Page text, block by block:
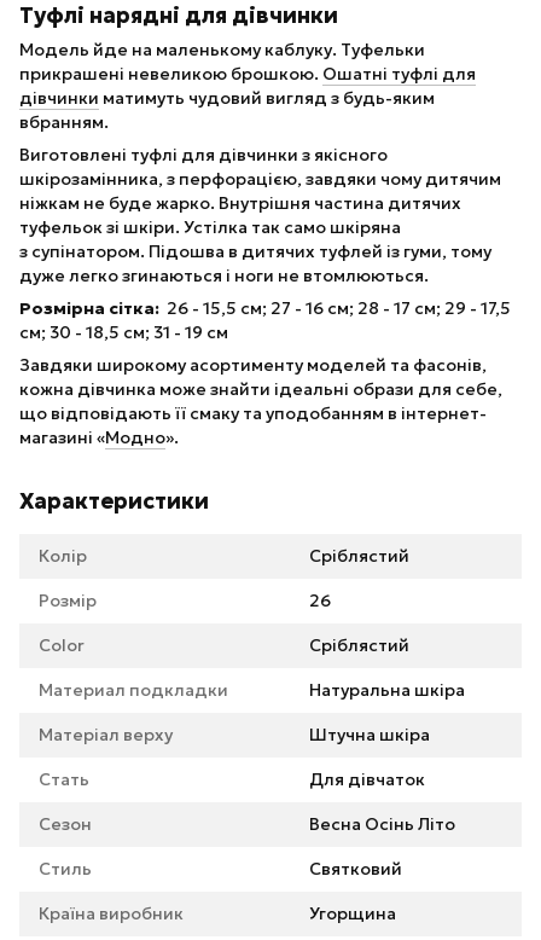
Туфлі нарядні для дівчинки
Модель йде на маленькому каблуку. Туфельки
прикрашені невеликою брошкою. Ошатні туфлі для
дівчинки матимуть чудовий вигляд з будь-яким
вбранням.
Виготовлені туфлі для дівчинки з якісного
шкірозамінника, з перфорацією, завдяки чому дитячим
ніжкам не буде жарко. Внутрішня частина дитячих
туфельок зі шкіри. Устілка так само шкіряна
з супінатором. Підошва в дитячих туфлей із гуми, тому
дуже легко згинаються і ноги не втомлюються.
Розмірна сітка: 26 - 15,5 см; 27 - 16 см; 28 - 17 см; 29 - 17,5
см; 30 - 18,5 см; 31 - 19 см
Завдяки широкому асортименту моделей та фасонів,
кожна дівчинка може знайти ідеальні образи для себе,
що відповідають її смаку та уподобанням в інтернет-
магазині «Модно».
Характеристики
Колір Сріблястий
Розмір 26
Color Сріблястий
Материал подкладки Натуральна шкіра
Матеріал верху Штучна шкіра
Стать Для дівчаток
Сезон Весна Осінь Літо
Стиль Святковий
Країна виробник Угорщина